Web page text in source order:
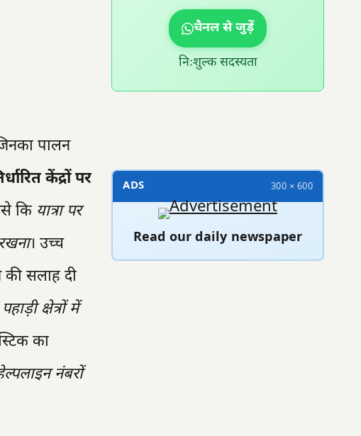
पालन
केंद्रों पर
कि यात्रा पर
। उच्च
सलाह दी
पहाड़ी क्षेत्रों में
का
नंबरों
चैनल से जुड़ें
निःशुल्क सदस्यता
ADS 300 × 600
Read our daily newspaper